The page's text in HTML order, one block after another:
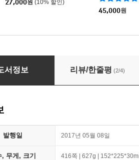
27,000원 (10% 할인)
45,000원
사 문법 항목 연구
서정보 리뷰/한줄평 (2/4)
발행일 2017년 05월 08일
, 무게, 크기 416쪽 | 627g |